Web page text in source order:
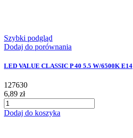
Szybki podgląd
Dodaj do porównania
LED VALUE CLASSIC P 40 5.5 W/6500K E14
127630
6,89 zł
Dodaj do koszyka